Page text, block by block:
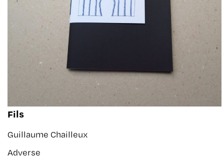
Fils
Guillaume Chailleux
Adverse